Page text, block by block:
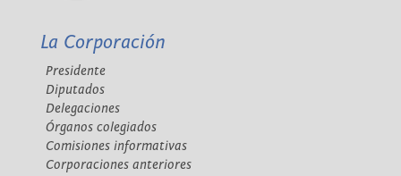
La Corporación
Presidente
Diputados
Delegaciones
Órganos colegiados
Comisiones informativas
Corporaciones anteriores